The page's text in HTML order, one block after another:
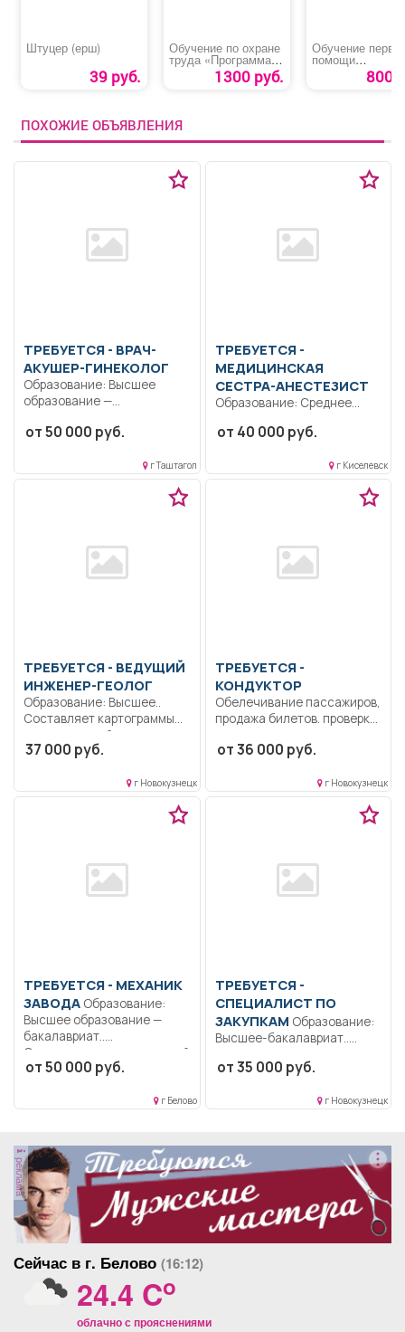
Штуцер (ерш)
39 руб.
Обучение по охране
труда «Программа
В» 1300 руб.
Обучение
помощи
пострадавшим
производстве
800
ПОХОЖИЕ ОБЪЯВЛЕНИЯ
ТРЕБУЕТСЯ - ВРАЧ-
АКУШЕР-ГИНЕКОЛОГ
Образование: Высшее
образование —
магистратура..
от 50 000 руб.
г Таштагол
ТРЕБУЕТСЯ -
МЕДИЦИНСКАЯ
СЕСТРА-АНЕСТЕЗИСТ
Образование: Среднее
Коммуникабельность.
Отделение реанимации и
интенсивной терапии...
от 40 000 руб.
г Киселевск
ТРЕБУЕТСЯ - ВЕДУЩИЙ
ИНЖЕНЕР-ГЕОЛОГ
Образование: Высшее..
Составляет картограммы
геологической,
геофизической и
37 000 руб.
г Новокузнецк
ТРЕБУЕТСЯ -
КОНДУКТОР
Обелечивание пассажиров,
продажа билетов. проверка
пассажиров.....
от 36 000 руб.
г Новокузнецк
ТРЕБУЕТСЯ - МЕХАНИК
ЗАВОДА
Высшее образование —
бакалавриат..
Осуществляет технический
надзор за...
от 50 000 руб.
г Белово
ТРЕБУЕТСЯ -
СПЕЦИАЛИСТ ПО
ЗАКУПКАМ
Высшее-бакалавриат..
Формировании плана
от 35 000 руб.
г Новокузнецк
реклама
Сейчас в г. Белово (16:12)
24.4 Co
облачно с прояснениями